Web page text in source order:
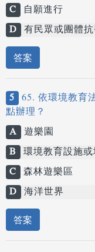
C
自願進行
D 有民眾或團體
答案
5 65. 依環境教育
點辦理？
A 遊樂園
B 環境教育設施
C 森林遊樂區
D 海洋世界
答案